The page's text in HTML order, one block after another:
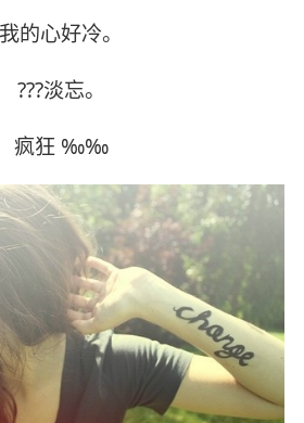
我的心好冷。
???淡忘。
疯狂 ‰‰